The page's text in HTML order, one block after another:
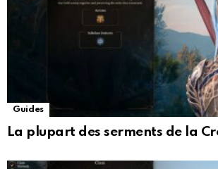
Guides
La plupart des serments de la